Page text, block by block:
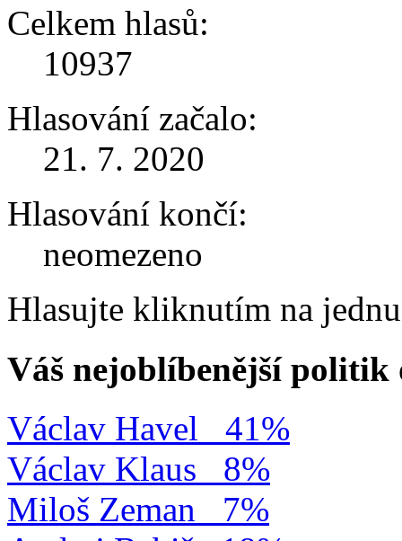
Celkem hlasů:
10937
Hlasování začalo:
21. 7. 2020
Hlasování končí:
neomezeno
Hlasujte kliknutím na
Váš nejoblíbenější politik
Václav Havel
41%
Václav Klaus
8%
Miloš Zeman
7%